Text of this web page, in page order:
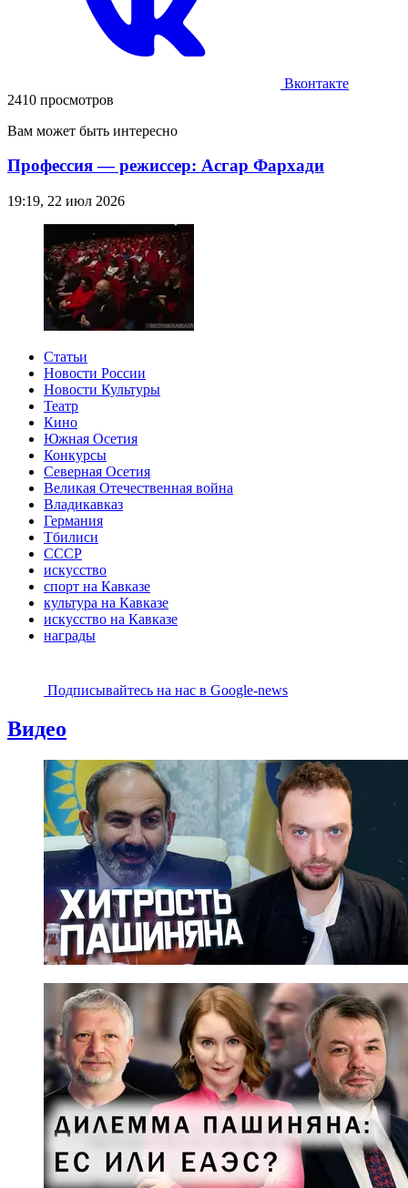
Вконтакте
2410 просмотров
Вам может быть интересно
Профессия — режиссер: Асгар Фархади
19:19, 22 июл 2026
Статьи
Новости России
Новости Культуры
Театр
Кино
Южная Осетия
Конкурсы
Северная Осетия
Великая Отечественная война
Владикавказ
Германия
Тбилиси
СССР
искусство
спорт на Кавказе
культура на Кавказе
искусство на Кавказе
награды
Подписывайтесь на наc в Google-news
Видео